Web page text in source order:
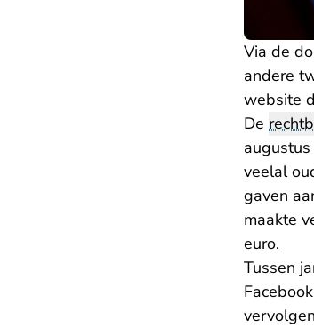
Via de
andere
website
De
veelal
gaven
maakte
euro.
Tussen